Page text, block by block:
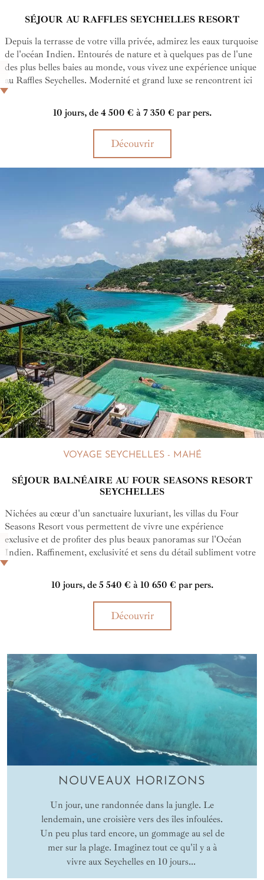
SÉJOUR AU RAFFLES SEYCHELLES RESORT
Depuis la terrasse de votre villa privée, admirez les eaux turquoise
de l'océan Indien. Entourés de nature et à quelques pas de l'une
des plus belles baies au monde, vous vivez une expérience unique
au Raffles Seychelles. Modernité et grand luxe se rencontrent ici
dans un spectacle époustouflant
10 jours, de 4 500 € à 7 350 € par pers.
Découvrir
VOYAGE SEYCHELLES - MAHÉ
SÉJOUR BALNÉAIRE AU FOUR SEASONS RESORT
SEYCHELLES
Nichées au cœur d'un sanctuaire luxuriant, les villas du Four
Seasons Resort vous permettent de vivre une expérience
exclusive et de profiter des plus beaux panoramas sur l'Océan
Indien. Raffinement, exclusivité et sens du détail subliment votre
séjour dans ce décor remarquable.
10 jours, de 5 540 € à 10 650 € par pers.
Découvrir
NOUVEAUX HORIZONS
Un jour, une randonnée dans la jungle. Le
lendemain, une croisière vers des îles infoulées.
Un peu plus tard encore, un gommage au sel de
mer sur la plage. Imaginez tout ce qu'il y a à
vivre aux Seychelles en 10 jours...